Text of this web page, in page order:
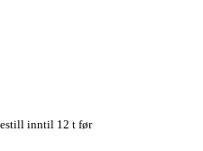
inntil 12 t før